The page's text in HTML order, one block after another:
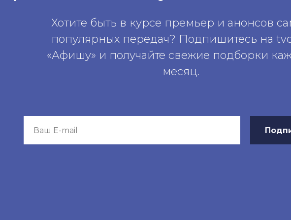
Хотите быть в курсе премьер и анонсов
популярных передач? Подпишитесь на
«Афишу» и получайте свежие подборки
месяц.